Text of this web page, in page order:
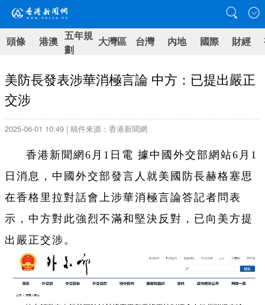
頭條 港澳 五年規
劃
大灣區 台灣 內地 國際 財經
美防長發表涉華消極言論 中方：已提出嚴正
交涉
2025-06-01 10:49 | 稿件來源：香港新聞網
香港新聞網6月1日電 據中國外交部網站6月1
日消息，中國外交部發言人就美國防長赫格塞思
在香格里拉對話會上涉華消極言論答記者問表
示，中方對此強烈不滿和堅決反對，已向美方提
出嚴正交涉。